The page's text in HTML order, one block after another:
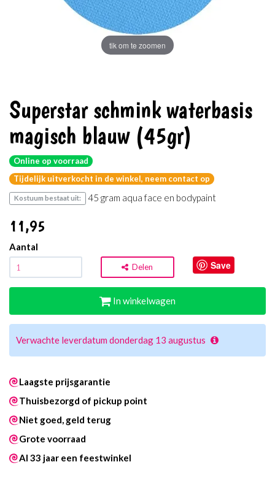
tik om te zoomen
Superstar schmink waterbasis
magisch blauw (45gr)
Online op voorraad
Tijdelijk uitverkocht in de winkel, neem contact op
Kostuum bestaat uit: 45 gram aqua face en bodypaint
11,95
Aantal
Delen Save
In winkelwagen
Verwachte leverdatum donderdag 13 augustus
Laagste prijsgarantie
Thuisbezorgd of pickup point
Niet goed, geld terug
Grote voorraad
Al 33 jaar een feestwinkel